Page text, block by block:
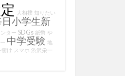
大相撲 知りたい
小学生新
ター SDGs 紙幣 や
中学受験 地
衝け スマホ 渋沢栄一